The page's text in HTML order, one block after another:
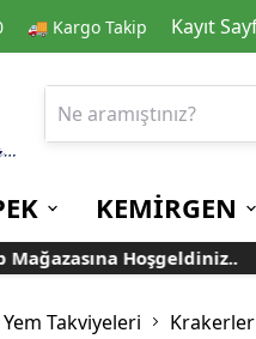
🚚 Kargo Takip Kayıt
Kafes Aksesuarları
Yemlikler
Kedi Kumları
Konserve Mamalar
KEMİRGEN
Hoşgeldiniz..
Takviyeleri Krakerler